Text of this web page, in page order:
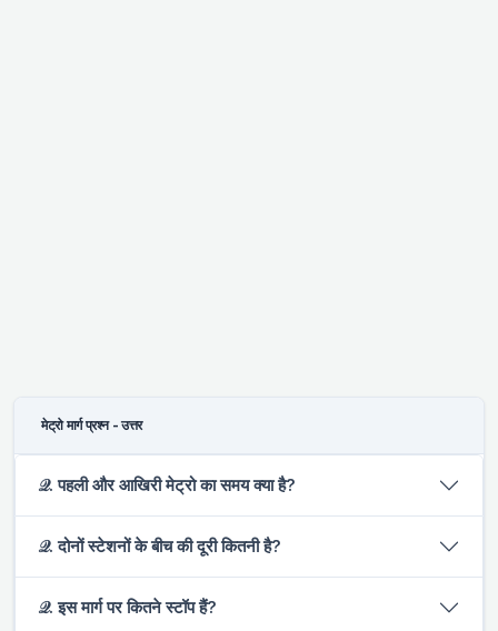
मेट्रो मार्ग प्रश्न - उत्तर
𝒬. पहली और आखिरी मेट्रो का समय क्या है?
𝒬. दोनों स्टेशनों के बीच की दूरी कितनी है?
𝒬. इस मार्ग पर कितने स्टॉप हैं?